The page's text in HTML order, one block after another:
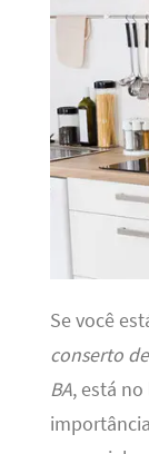
Se você
conserto
BA, está